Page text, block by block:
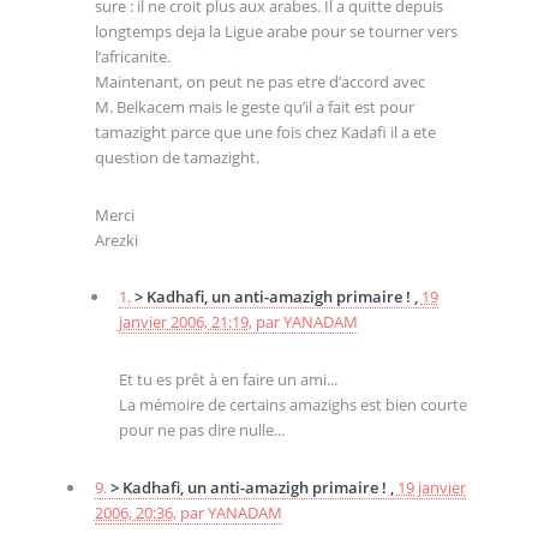
sure : il ne croit plus aux arabes. Il a quitte depuis
longtemps deja la Ligue arabe pour se tourner vers
l’africanite.
Maintenant, on peut ne pas etre d’accord avec
M. Belkacem mais le geste qu’il a fait est pour
tamazight parce que une fois chez Kadafi il a ete
question de tamazight.
Merci
Arezki
1.> Kadhafi, un anti-amazigh primaire ! , 19
janvier 2006, 21:19, parYANADAM
Et tu es prêt à en faire un ami...
La mémoire de certains amazighs est bien courte
pour ne pas dire nulle...
9.> Kadhafi, un anti-amazigh primaire ! , 19 janvier
2006, 20:36, parYANADAM